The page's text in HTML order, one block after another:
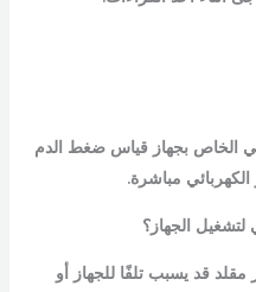
الخاص بجهاز قياس ضغط الدم
الجهاز؟
مقلد قد يسبب تلفًا للجهاز أو